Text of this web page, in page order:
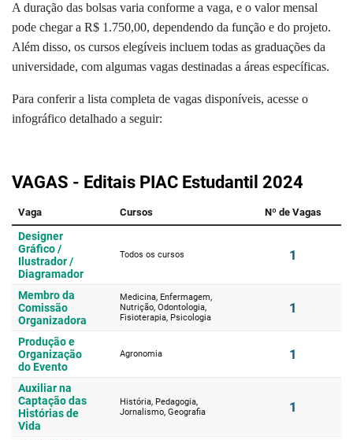
A duração das bolsas varia conforme a vaga, e o valor mensal
pode chegar a R$ 1.750,00, dependendo da função e do projeto.
Além disso, os cursos elegíveis incluem todas as graduações da
universidade, com algumas vagas destinadas a áreas específicas.
Para conferir a lista completa de vagas disponíveis, acesse o
infográfico detalhado a seguir: